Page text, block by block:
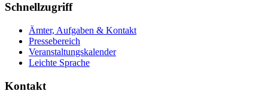
Schnellzugriff
Ämter, Aufgaben & Kontakt
Pressebereich
Veranstaltungskalender
Leichte Sprache
Kontakt